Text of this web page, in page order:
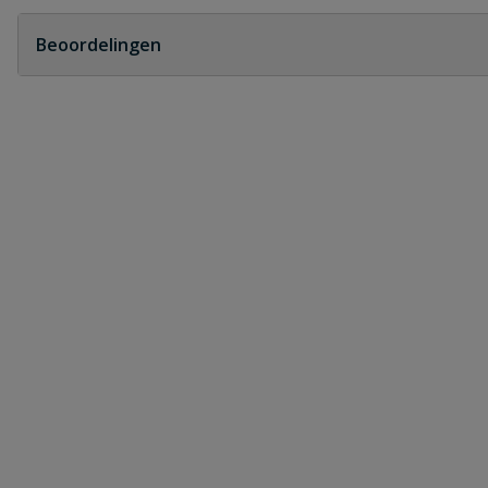
Geen vragen
Beoordelingen